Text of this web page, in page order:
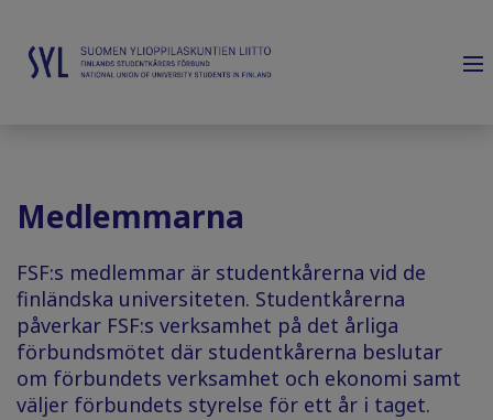
Medlemmarna
FSF:s medlemmar är studentkårerna vid de
finländska universiteten. Studentkårerna
påverkar FSF:s verksamhet på det årliga
förbundsmötet där studentkårerna beslutar
om förbundets verksamhet och ekonomi samt
väljer förbundets styrelse för ett år i taget.